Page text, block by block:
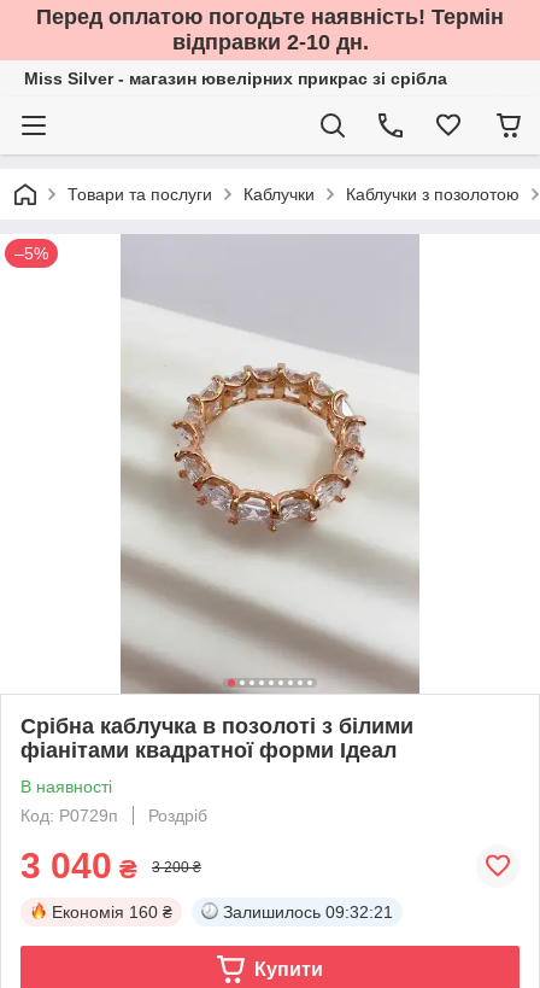
Перед оплатою погодьте наявність! Термін
відправки 2-10 дн.
Miss Silver - магазин ювелірних прикрас зі срібла
Товари та послуги Каблучки Каблучки з позолотою
–5%
Срібна каблучка в позолоті з білими
фіанітами квадратної форми Ідеал
В наявності
Код: P0729п
Роздріб
3 040 ₴ 3 200 ₴
Економія 160 ₴ Залишилось 09:32:20
Купити